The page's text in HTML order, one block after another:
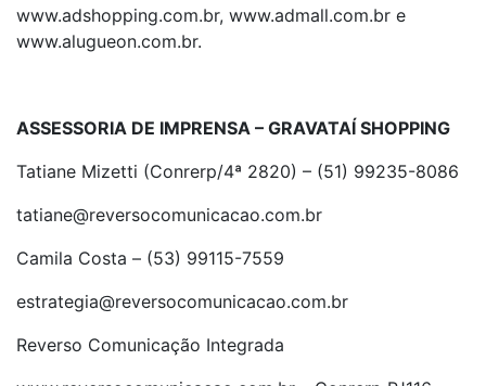
www.adshopping.com.br, www.admall.com.br e
www.alugueon.com.br.
ASSESSORIA DE IMPRENSA – GRAVATAÍ SHOPPING
Tatiane Mizetti (Conrerp/4ª 2820) – (51) 99235-8086
tatiane@reversocomunicacao.com.br
Camila Costa – (53) 99115-7559
estrategia@reversocomunicacao.com.br
Reverso Comunicação Integrada